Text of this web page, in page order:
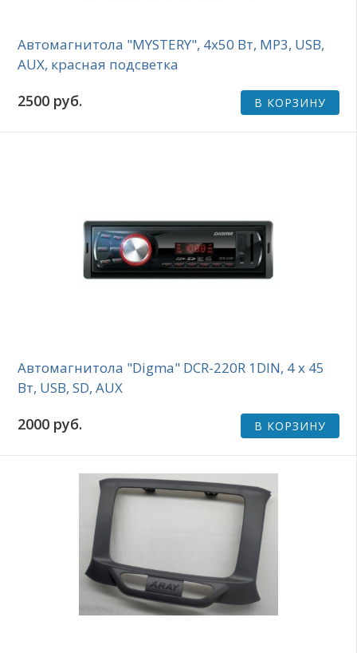
Автомагнитола "MYSTERY", 4x50 Вт, MP3, USB,
AUX, красная подсветка
2500 руб. В КОРЗИНУ
Автомагнитола "Digma" DCR-220R 1DIN, 4 x 45
Вт, USB, SD, AUX
2000 руб. В КОРЗИНУ